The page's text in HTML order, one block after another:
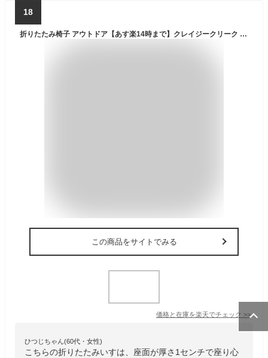
18
折りたたみ椅子 アウトドア【あす楽14時まで】クレイジークリーク ザ チェア 2.0 CRAZY CREEK THE CHAIRイス コンパクト 軽量 背もたれ 高い 座いす 座椅子 キャンプ用品 プレゼント 屋外 持ち運び◇レジャー plywood おしゃれ デザイン 雑貨 オシャレ
この商品をサイトでみる
価格と在庫を楽天でチェック >>
ひつじちゃん(60代・女性)
こちらの折りたたみいすは、座面が厚さ1センチで座り心